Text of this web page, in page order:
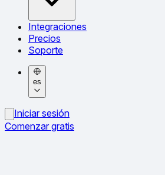
Integraciones
Precios
Soporte
es
Iniciar sesión
Comenzar gratis